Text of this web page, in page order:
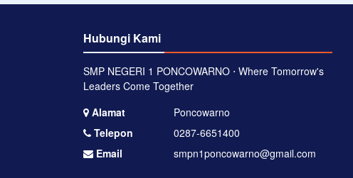
Hubungi Kami
SMP NEGERI 1 PONCOWARNO ⋅ Where Tomorrow's
Leaders Come Together
Alamat
Poncowarno
Telepon
0287-6651400
Email
smpn1poncowarno@gmail.com